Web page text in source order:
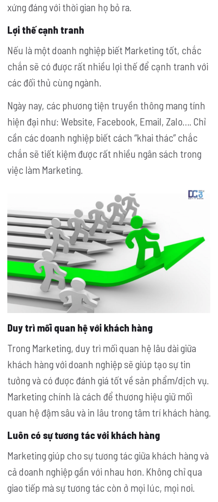
xứng đáng với thời gian họ bỏ ra.
Lợi thế cạnh tranh
Nếu là một doanh nghiệp biết Marketing tốt, chắc
chắn sẽ có được rất nhiều lợi thế để cạnh tranh với
các đối thủ cùng ngành.
Ngày nay, các phương tiện truyền thông mang tính
hiện đại như: Website, Facebook, Email, Zalo…. Chỉ
cần các doanh nghiệp biết cách “khai thác” chắc
chắn sẽ tiết kiệm được rất nhiều ngân sách trong
việc làm Marketing.
Duy trì mối quan hệ với khách hàng
Trong Marketing, duy trì mối quan hệ lâu dài giữa
khách hàng với doanh nghiệp sẽ giúp tạo sự tin
tưởng và có được đánh giá tốt về sản phẩm/dịch vụ.
Marketing chính là cách để thương hiệu giữ mối
quan hệ đậm sâu và in lâu trong tâm trí khách hàng.
Luôn có sự tương tác với khách hàng
Marketing giúp cho sự tương tác giữa khách hàng và
cả doanh nghiệp gần với nhau hơn. Không chỉ qua
giao tiếp mà sự tương tác còn ở mọi lúc, mọi nơi.